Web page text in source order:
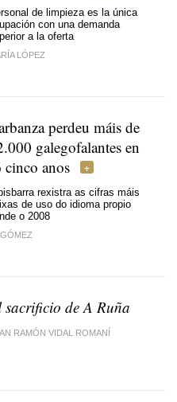
de limpieza es la única
con una demanda
a la oferta
LÓPEZ
perdeu máis de
galegofalantes en
cinco anos
rexistra as cifras máis
de uso do idioma propio
o 2008
sacrificio de A Ruña
RAMÓN VIDAL ROMANÍ